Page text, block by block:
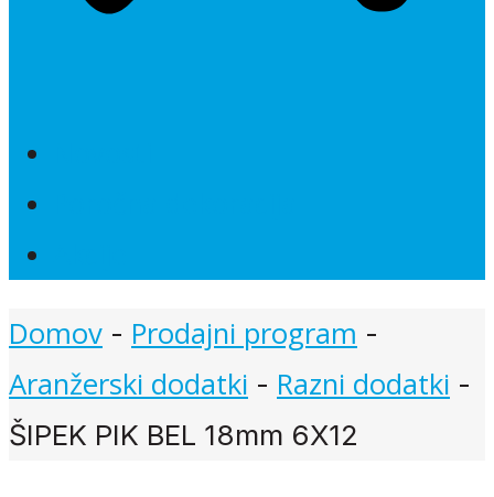
Domov - Prodajni program -
Aranžerski dodatki - Razni dodatki -
ŠIPEK PIK BEL 18mm 6X12